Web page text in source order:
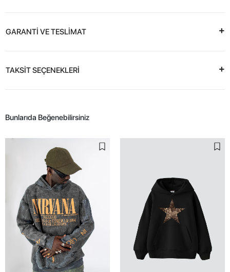
GARANTİ VE TESLİMAT
TAKSİT SEÇENEKLERİ
Bunlarıda Beğenebilirsiniz